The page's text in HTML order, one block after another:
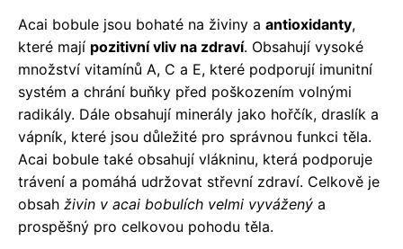
Acai bobule jsou bohaté na živiny a antioxidanty,
které mají pozitivní vliv na zdraví. Obsahují vysoké
množství vitamínů A, C a E, které podporují imunitní
systém a chrání buňky před poškozením volnými
radikály. Dále obsahují minerály jako hořčík, draslík a
vápník, které jsou důležité pro správnou funkci těla.
Acai bobule také obsahují vlákninu, která podporuje
trávení a pomáhá udržovat střevní zdraví. Celkově je
obsah živin v acai bobulích velmi vyvážený a
prospěšný pro celkovou pohodu těla.